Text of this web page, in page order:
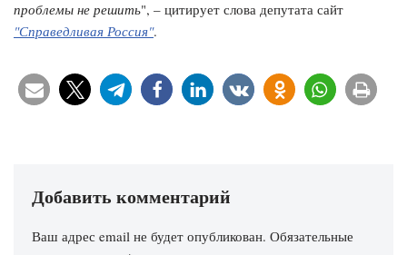
проблемы не решить", – цитирует слова депутата сайт
"Справедливая Россия".
Добавить комментарий
Ваш адрес email не будет опубликован. Обязательные